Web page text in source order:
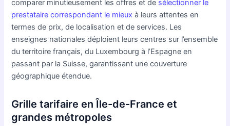
comparer minutieusement les offres et de sélectionner le
prestataire correspondant le mieux à leurs attentes en
termes de prix, de localisation et de services. Les
enseignes nationales déploient leurs centres sur l’ensemble
du territoire français, du Luxembourg à l’Espagne en
passant par la Suisse, garantissant une couverture
géographique étendue.
Grille tarifaire en Île-de-France et
grandes métropoles